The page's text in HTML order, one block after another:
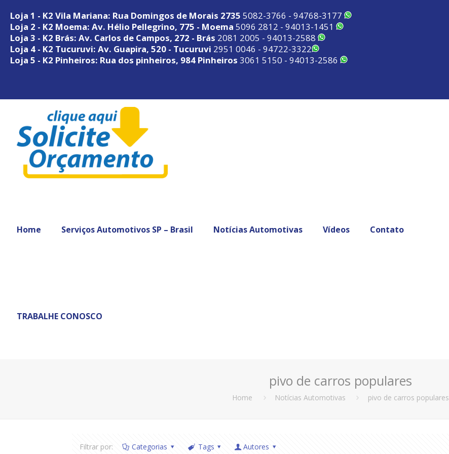
Loja 1 - K2 Vila Mariana: Rua Domingos de Morais 2735 5082-3766 - 94768-3177
Loja 2 - K2 Moema: Av. Hélio Pellegrino, 775 - Moema 5096 2812 - 94013-1451
Loja 3 - K2 Brás: Av. Carlos de Campos, 272 - Brás 2081 2005 - 94013-2588
Loja 4 - K2 Tucuruvi: Av. Guapira, 520 - Tucuruvi 2951 0046 - 94722-3322
Loja 5 - K2 Pinheiros: Rua dos pinheiros, 984 Pinheiros 3061 5150 - 94013-2586
Home Serviços Automotivos SP – Brasil Notícias Automotivas Vídeos Contato
TRABALHE CONOSCO
pivo de carros populares
Home Notícias Automotivas pivo de carros populares
Filtrar por: Categorias Tags Autores